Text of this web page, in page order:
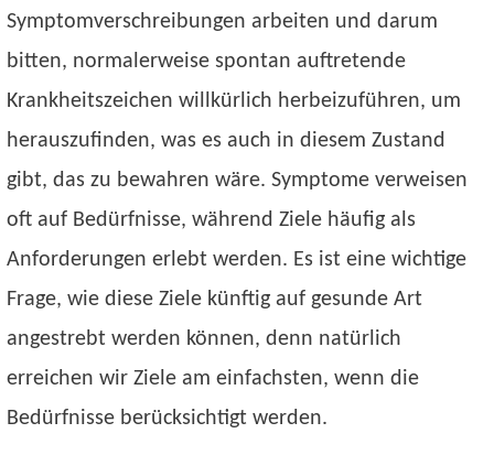
Symptomverschreibungen arbeiten und darum
bitten, normalerweise spontan auftretende
Krankheitszeichen willkürlich herbeizuführen, um
herauszufinden, was es auch in diesem Zustand
gibt, das zu bewahren wäre. Symptome verweisen
oft auf Bedürfnisse, während Ziele häufig als
Anforderungen erlebt werden. Es ist eine wichtige
Frage, wie diese Ziele künftig auf gesunde Art
angestrebt werden können, denn natürlich
erreichen wir Ziele am einfachsten, wenn die
Bedürfnisse berücksichtigt werden.